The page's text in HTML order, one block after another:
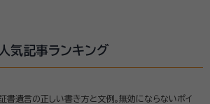
人気記事ランキング
書遺言の正しい書き方と文例。無効にならないポイ